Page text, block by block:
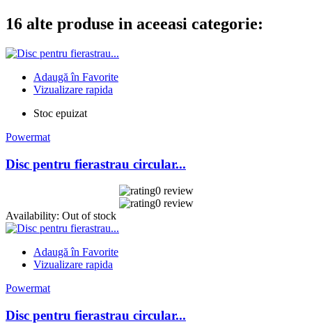
16 alte produse in aceeasi categorie:
Adaugă în Favorite
Vizualizare rapida
Stoc epuizat
Powermat
Disc pentru fierastrau circular...
0 review
0 review
Availability: Out of stock
Adaugă în Favorite
Vizualizare rapida
Powermat
Disc pentru fierastrau circular...